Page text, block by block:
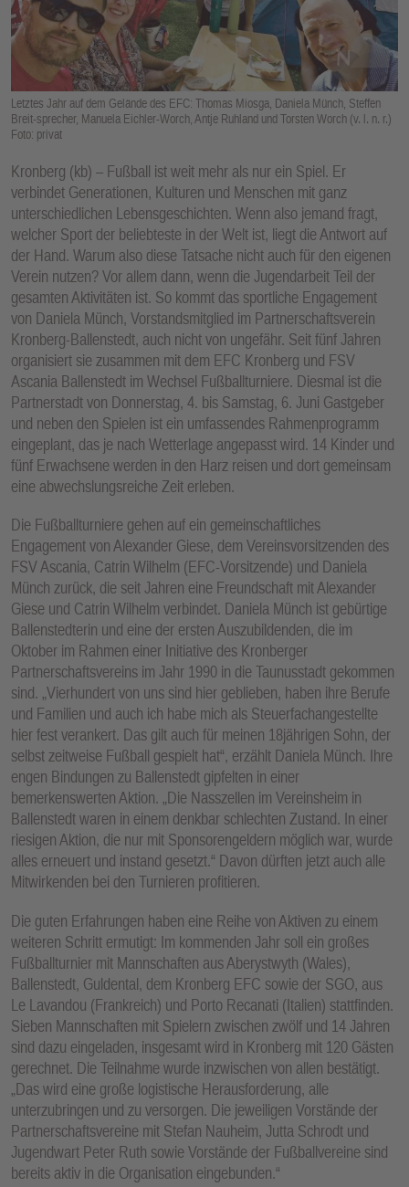
Letztes Jahr auf dem Gelände des EFC: Thomas Miosga, Daniela Münch, Steffen
Breit-sprecher, Manuela Eichler-Worch, Antje Ruhland und Torsten Worch (v. l. n. r.)
Foto: privat
Kronberg (kb) – Fußball ist weit mehr als nur ein Spiel. Er
verbindet Generationen, Kulturen und Menschen mit ganz
unterschiedlichen Lebensgeschichten. Wenn also jemand fragt,
welcher Sport der beliebteste in der Welt ist, liegt die Antwort auf
der Hand. Warum also diese Tatsache nicht auch für den eigenen
Verein nutzen? Vor allem dann, wenn die Jugendarbeit Teil der
gesamten Aktivitäten ist. So kommt das sportliche Engagement
von Daniela Münch, Vorstandsmitglied im Partnerschaftsverein
Kronberg-Ballenstedt, auch nicht von ungefähr. Seit fünf Jahren
organisiert sie zusammen mit dem EFC Kronberg und FSV
Ascania Ballenstedt im Wechsel Fußballturniere. Diesmal ist die
Partnerstadt von Donnerstag, 4. bis Samstag, 6. Juni Gastgeber
und neben den Spielen ist ein umfassendes Rahmenprogramm
eingeplant, das je nach Wetterlage angepasst wird. 14 Kinder und
fünf Erwachsene werden in den Harz reisen und dort gemeinsam
eine abwechslungsreiche Zeit erleben.
Die Fußballturniere gehen auf ein gemeinschaftliches
Engagement von Alexander Giese, dem Vereinsvorsitzenden des
FSV Ascania, Catrin Wilhelm (EFC-Vorsitzende) und Daniela
Münch zurück, die seit Jahren eine Freundschaft mit Alexander
Giese und Catrin Wilhelm verbindet. Daniela Münch ist gebürtige
Ballenstedterin und eine der ersten Auszubildenden, die im
Oktober im Rahmen einer Initiative des Kronberger
Partnerschaftsvereins im Jahr 1990 in die Taunusstadt gekommen
sind. „Vierhundert von uns sind hier geblieben, haben ihre Berufe
und Familien und auch ich habe mich als Steuerfachangestellte
hier fest verankert. Das gilt auch für meinen 18jährigen Sohn, der
selbst zeitweise Fußball gespielt hat“, erzählt Daniela Münch. Ihre
engen Bindungen zu Ballenstedt gipfelten in einer
bemerkenswerten Aktion. „Die Nasszellen im Vereinsheim in
Ballenstedt waren in einem denkbar schlechten Zustand. In einer
riesigen Aktion, die nur mit Sponsorengeldern möglich war, wurde
alles erneuert und instand gesetzt.“ Davon dürften jetzt auch alle
Mitwirkenden bei den Turnieren profitieren.
Die guten Erfahrungen haben eine Reihe von Aktiven zu einem
weiteren Schritt ermutigt: Im kommenden Jahr soll ein großes
Fußballturnier mit Mannschaften aus Aberystwyth (Wales),
Ballenstedt, Guldental, dem Kronberg EFC sowie der SGO, aus
Le Lavandou (Frankreich) und Porto Recanati (Italien) stattfinden.
Sieben Mannschaften mit Spielern zwischen zwölf und 14 Jahren
sind dazu eingeladen, insgesamt wird in Kronberg mit 120 Gästen
gerechnet. Die Teilnahme wurde inzwischen von allen bestätigt.
„Das wird eine große logistische Herausforderung, alle
unterzubringen und zu versorgen. Die jeweiligen Vorstände der
Partnerschaftsvereine mit Stefan Nauheim, Jutta Schrodt und
Jugendwart Peter Ruth sowie Vorstände der Fußballvereine sind
bereits aktiv in die Organisation eingebunden.“
E
N